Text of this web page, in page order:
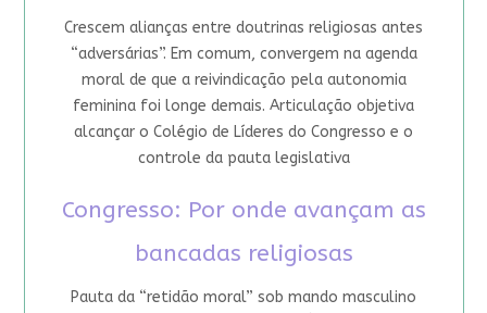
Crescem alianças entre doutrinas religiosas antes
“adversárias”. Em comum, convergem na agenda
moral de que a reivindicação pela autonomia
feminina foi longe demais. Articulação objetiva
alcançar o Colégio de Líderes do Congresso e o
controle da pauta legislativa
Congresso: Por onde avançam as
bancadas religiosas
Pauta da “retidão moral” sob mando masculino